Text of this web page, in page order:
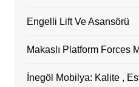
Engelli Lift Ve Asansörü
Makaslı Platform Forces
İnegöl Mobilya: Kalite ,